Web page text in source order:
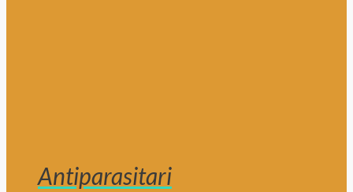
Antiparasitari